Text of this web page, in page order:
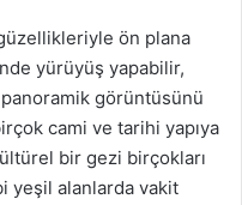
ön plana
yürüyüş yapabilir,
panoramik görüntüsünü
cami ve tarihi yapıya
bir gezi birçokları
yeşil alanlarda vakit